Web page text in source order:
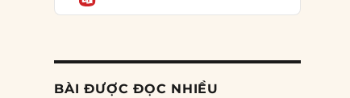
04/08/2026
Ngoại trưởng Nhật Bản?
BÀI ĐƯỢC ĐỌC NHIỀU